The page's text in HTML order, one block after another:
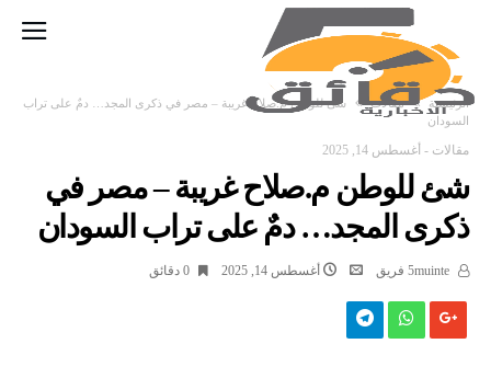
‫الرئيسية‬ مقالات
شئ للوطن م.صلاح غريبة – مصر في ذكرى المجد… دمٌ على تراب
السودان
مقالات - أغسطس 14, 2025
شئ للوطن م.صلاح غريبة – مصر في
ذكرى المجد… دمٌ على تراب السودان
أغسطس 14, 2025 0 ‫دقائق‬